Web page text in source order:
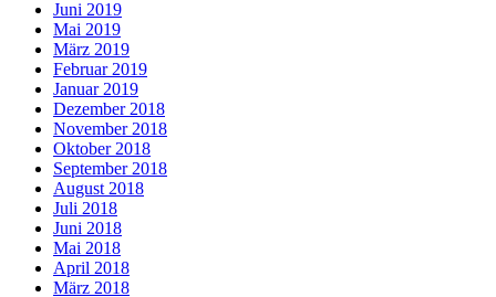
Juni 2019
Mai 2019
März 2019
Februar 2019
Januar 2019
Dezember 2018
November 2018
Oktober 2018
September 2018
August 2018
Juli 2018
Juni 2018
Mai 2018
April 2018
März 2018